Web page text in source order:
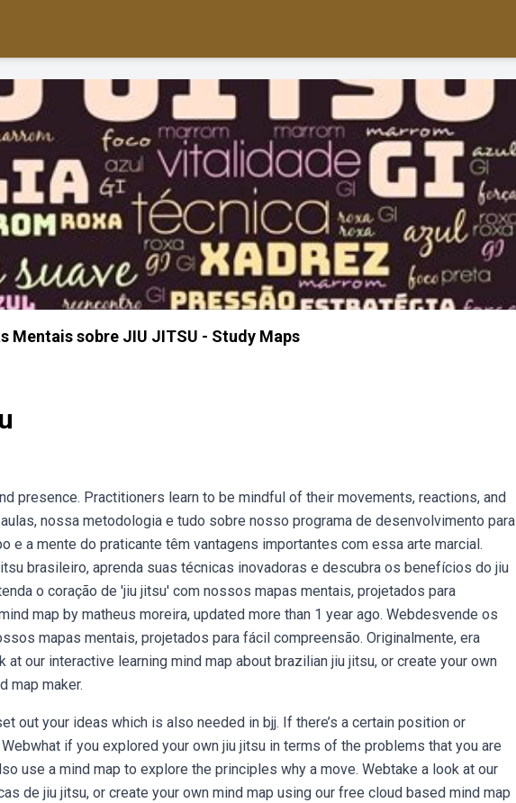
Mentais sobre JIU JITSU - Study Maps
presence. Practitioners learn to be mindful of their movements, reactions, and
nossa metodologia e tudo sobre nosso programa de desenvolvimento para
e a mente do praticante têm vantagens importantes com essa arte marcial.
brasileiro, aprenda suas técnicas inovadoras e descubra os benefícios do jiu
o coração de 'jiu jitsu' com nossos mapas mentais, projetados para
map by matheus moreira, updated more than 1 year ago. Webdesvende os
mapas mentais, projetados para fácil compreensão. Originalmente, era
our interactive learning mind map about brazilian jiu jitsu, or create your own
map maker.
out your ideas which is also needed in bjj. If there’s a certain position or
if you explored your own jiu jitsu in terms of the problems that you are
use a mind map to explore the principles why a move. Webtake a look at our
de jiu jitsu, or create your own mind map using our free cloud based mind map